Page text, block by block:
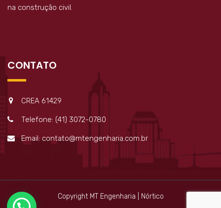
na construção civil.
CONTATO
CREA 61429
Telefone: (41) 3072-0780
Email: contato@mtengenharia.com.br
Copyright MT Engenharia | Nórtico